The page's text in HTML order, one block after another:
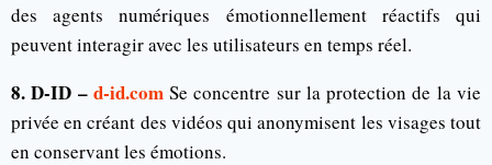
des agents numériques émotionnellement réactifs qui
peuvent interagir avec les utilisateurs en temps réel.
8. D-ID – d-id.comSe concentre sur la protection de la vie
privée en créant des vidéos qui anonymisent les visages tout
en conservant les émotions.